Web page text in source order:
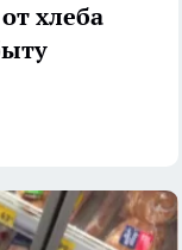
хлеба